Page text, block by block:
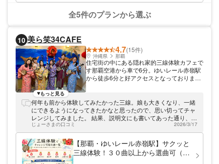
全5件のプランから選ぶ
10 美ら笑34CAFE
4.7(15件)
沖縄県 那覇
住宅街の中にある隠れ家的三線体験カフェで
す那覇空港から車で6分。ゆいレール赤嶺駅
から徒歩6分と好アクセスとなっておりま
もっと見る
何年も前から体験してみたかった三線。娘も大きくなり、一緒
にできるようになってきたかなと思ったので、思い切ってチャ
レンジしてみました。 結果、説明文にも書いてあった通り、本
当に初心者でも一通り弾けるようになりました。 途中、娘は脱
落しましたが、それでも丁寧に教えていただき、一時間があっ
という間に過ぎました。 また機会があったら、次のチャレンジ
してみたいと思います。今回はありがとうございました！
じょーさまの口コミ 2026/3/17
【那覇・ゆいレール赤嶺駅】サクッと
三線体験！３０曲以上から選曲可（2